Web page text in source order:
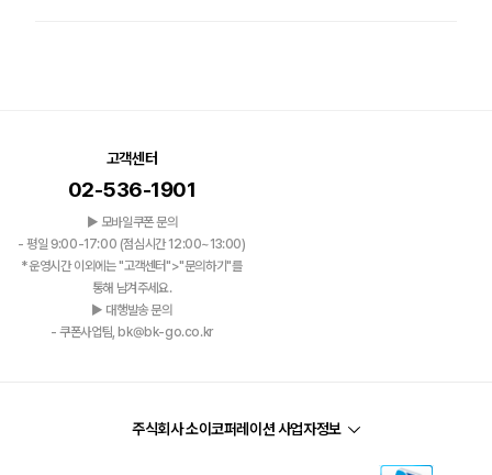
고객센터
02-536-1901
▶ 모바일쿠폰 문의
- 평일 9:00-17:00 (점심시간 12:00~13:00)
*운영시간 이외에는 "고객센터">"문의하기"를
통해 남겨주세요.
▶ 대행발송 문의
- 쿠폰사업팀, bk@bk-go.co.kr
주식회사 소이코퍼레이션 사업자정보